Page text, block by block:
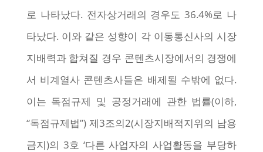
로 나타났다. 전자상거래의 경우도 36.4%로 나
타났다. 이와 같은 성향이 각 이동통신사의 시장
지배력과 합쳐질 경우 콘텐츠시장에서의 경쟁에
서 비계열사 콘텐츠사들은 배제될 수밖에 없다.
이는 독점규제 및 공정거래에 관한 법률(이하,
“독점규제법”) 제3조의2(시장지배적지위의 남용
금지)의 3호 ‘다른 사업자의 사업활동을 부당하